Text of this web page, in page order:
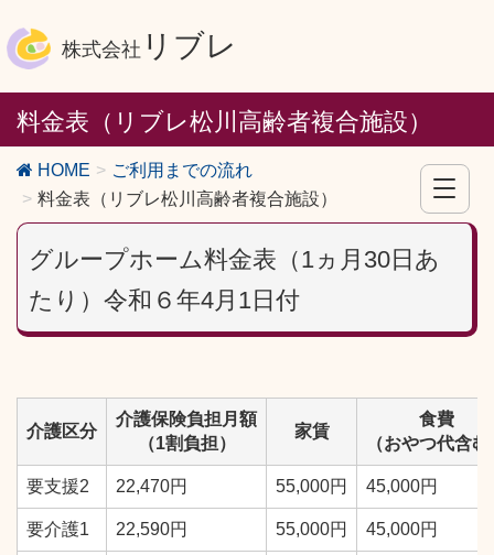
株式会社 リブレ
料金表（リブレ松川高齢者複合施設）
HOME
ご利用までの流れ
料金表（リブレ松川高齢者複合施設）
グループホーム料金表（1ヵ月30日あ
たり）令和６年4月1日付
介護区分
介護保険負担月額
（1割負担）
家賃
食費
（おやつ代含む
要支援2 22,470円 55,000円 45,000円
要介護1 22,590円 55,000円 45,000円